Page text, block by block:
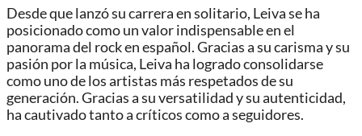
Desde que lanzó su carrera en solitario, Leiva se ha
posicionado como un valor indispensable en el
panorama del rock en español. Gracias a su carisma y su
pasión por la música, Leiva ha logrado consolidarse
como uno de los artistas más respetados de su
generación. Gracias a su versatilidad y su autenticidad,
ha cautivado tanto a críticos como a seguidores.